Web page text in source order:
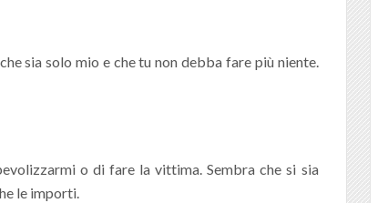
sia solo mio e che tu non debba fare più niente.
o di fare la vittima. Sembra che si sia
le importi.